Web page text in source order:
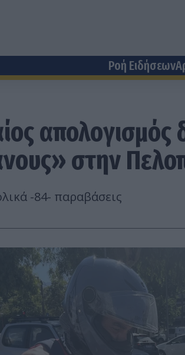
Ροή Ειδήσεων
στην
-84- παραβάσεις